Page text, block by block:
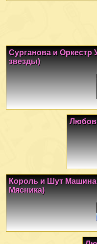
Сурганова и Оркестр
звезды)
Король и Шут
Мясника)